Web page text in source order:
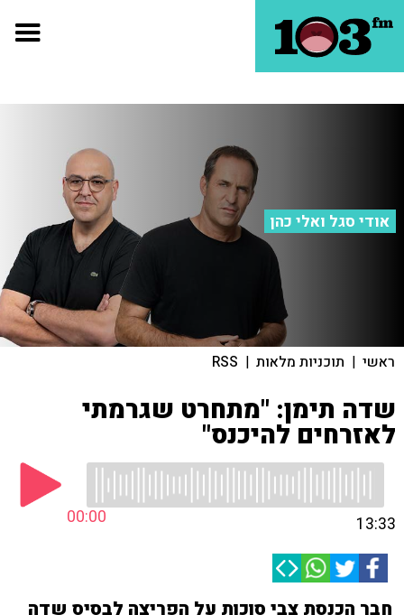
אודי סגל ואלי כהן
ראשי | תוכניות מלאות |
RSS
שדה תימן: "מתחרט שגרמתי
לאזרחים להיכנס"
00:00 13:33
חבר הכנסת צבי סוכות על הפריצה לבסיס שדה